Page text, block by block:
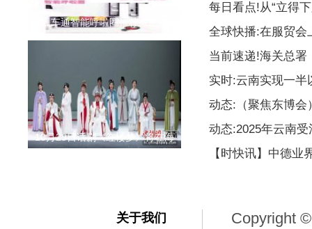
人车通智能呼啦圈推荐减肥神
10月29日话剧《红楼梦》将在海
每日看点!从“立得
全球快播:在服贸会
当前速递!海关总署
实时:云南实现一半
动态:（聚焦东博会
动态:2025年云南
【时快讯】中德
关于我们 Copyright